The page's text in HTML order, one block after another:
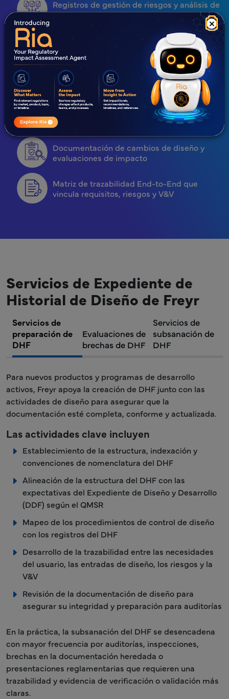
×
Registros de gestión de riesgos y análisis de
peligros
Registros de revisión de diseño con
aprobaciones
Evidencia de verificación y validación del
diseño
Documentación de transferencia de diseño
Documentación de cambios de diseño y
evaluaciones de impacto
Matriz de trazabilidad End-to-End que
vincula requisitos, riesgos y V&V
Servicios de Expediente de
Historial de Diseño de Freyr
Servicios de
preparación de
DHF
Evaluaciones de
brechas de DHF
Servicios de
subsanación de
DHF
Para nuevos productos y programas de desarrollo
activos, Freyr apoya la creación de DHF junto con las
actividades de diseño para asegurar que la
documentación esté completa, conforme y actualizada.
Las actividades clave incluyen
Establecimiento de la estructura, indexación y
convenciones de nomenclatura del DHF
Alineación de la estructura del DHF con las
expectativas del Expediente de Diseño y Desarrollo
(DDF) según el QMSR
Mapeo de los procedimientos de control de diseño
con los registros del DHF
Desarrollo de la trazabilidad entre las necesidades
del usuario, las entradas de diseño, los riesgos y la
V&V
Revisión de la documentación de diseño para
asegurar su integridad y preparación para auditorías
En la práctica, la subsanación del DHF se desencadena
con mayor frecuencia por auditorías, inspecciones,
brechas en la documentación heredada o
presentaciones reglamentarias que requieren una
trazabilidad y evidencia de verificación o validación más
claras.